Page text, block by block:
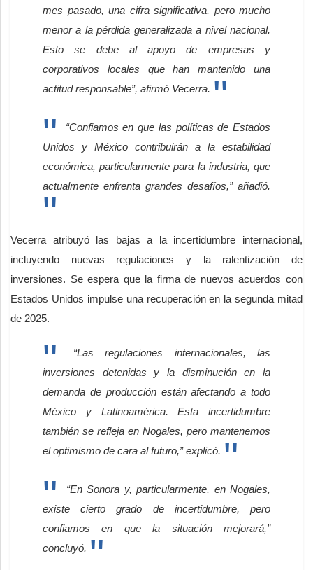
mes pasado, una cifra significativa, pero mucho
menor a la pérdida generalizada a nivel nacional.
Esto se debe al apoyo de empresas y
corporativos locales que han mantenido una
actitud responsable”, afirmó Vecerra.
“Confiamos en que las políticas de Estados
Unidos y México contribuirán a la estabilidad
económica, particularmente para la industria, que
actualmente enfrenta grandes desafíos,” añadió.
Vecerra atribuyó las bajas a la incertidumbre internacional,
incluyendo nuevas regulaciones y la ralentización de
inversiones. Se espera que la firma de nuevos acuerdos con
Estados Unidos impulse una recuperación en la segunda mitad
de 2025.
“Las regulaciones internacionales, las
inversiones detenidas y la disminución en la
demanda de producción están afectando a todo
México y Latinoamérica. Esta incertidumbre
también se refleja en Nogales, pero mantenemos
el optimismo de cara al futuro,” explicó.
“En Sonora y, particularmente, en Nogales,
existe cierto grado de incertidumbre, pero
confiamos en que la situación mejorará,”
concluyó.